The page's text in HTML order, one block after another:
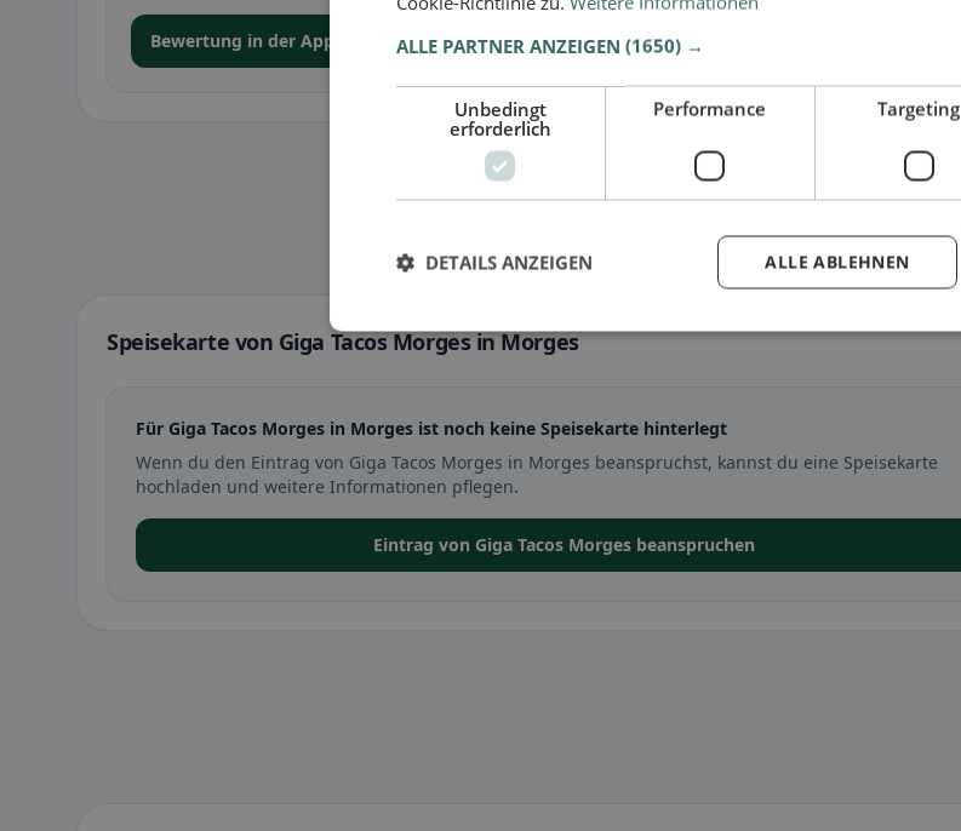
Bewertung in der App abgeben
Speisekarte von Giga Tacos Morges in Morges
Für Giga Tacos Morges in Morges ist noch keine Speisekarte hinterlegt
Wenn du den Eintrag von Giga Tacos Morges in Morges beanspruchst, kannst du eine Speisekarte
hochladen und weitere Informationen pflegen.
Eintrag von Giga Tacos Morges beanspruchen
ALLE PARTNER ANZEIGEN (1650) →
Unbedingt
erforderlich
Performance Targeting
ALLE ABLEHNEN
DETAILS ANZEIGEN